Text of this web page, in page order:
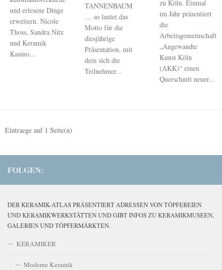
und erlesene Dinge
erweitern. Nicole
Thoss, Sandra Nitz
und Keramik
Kasino...
TANNENBAUM
… so lautet das
Motto für die
diesjährige
Präsentation, mit
dem sich die
Teilnehmer...
zu Köln. Einmal
im Jahr präsentiert
die
Arbeitsgemeinschaft
„Angewandte
Kunst Köln
(AKK)“ einen
Querschnitt neuer...
Eintraege auf 1 Seite(n)
FOLGEN:
DER KERAMIK-ATLAS PRÄSENTIERT ADRESSEN VON TÖPFEREIEN
UND KERAMIKWERKSTÄTTEN UND GIBT INFOS ZU KERAMIKMUSEEN,
GALERIEN UND TÖPFERMÄRKTEN.
KERAMIKER
Moderne Keramik